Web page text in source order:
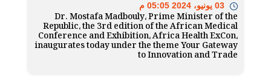
Dr. Mostafa Madbouly، Prime Minister of the
Republic، the 3rd edition of the African Medical
Conference and Exhibition، Africa Health ExCon،
inaugurates today under the theme Your Gateway
to Innovation and Trade